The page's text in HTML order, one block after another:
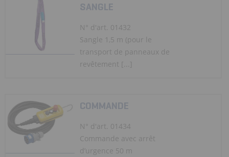
SANGLE
N° d'art. 01432
Sangle 1,5 m (pour le
transport de panneaux de
revêtement [...]
COMMANDE
N° d'art. 01434
Commande avec arrêt
d’urgence 50 m